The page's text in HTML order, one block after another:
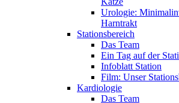
Urologie:
Harntrakt
Stationsbereich
Das Team
Ein Tag auf der
Infoblatt Station
Film: Unser
Kardiologie
Das Team